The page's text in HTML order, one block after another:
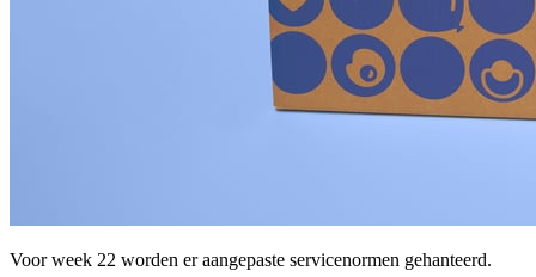
Voor week 22 worden er aangepaste servicenormen gehanteerd.